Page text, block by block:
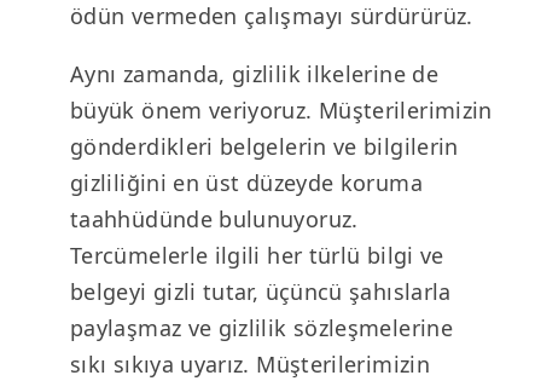
ödün vermeden çalışmayı sürdürürüz.
Aynı zamanda, gizlilik ilkelerine de
büyük önem veriyoruz. Müşterilerimizin
gönderdikleri belgelerin ve bilgilerin
gizliliğini en üst düzeyde koruma
taahhüdünde bulunuyoruz.
Tercümelerle ilgili her türlü bilgi ve
belgeyi gizli tutar, üçüncü şahıslarla
paylaşmaz ve gizlilik sözleşmelerine
sıkı sıkıya uyarız. Müşterilerimizin